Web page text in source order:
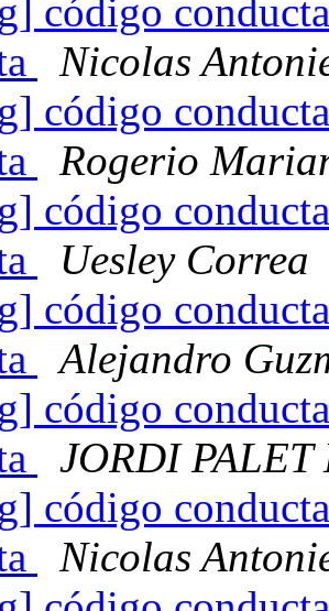
código
Nicolas
código
Rogerio
código
Uesley Correa
código
Alejandro
código
JORDI
código
Nicolas